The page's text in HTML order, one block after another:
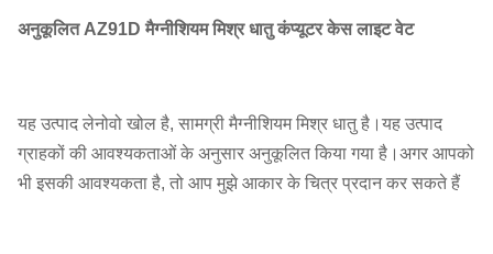
अनुकूलित AZ91D मैग्नीशियम मिश्र धातु कंप्यूटर केस लाइट वेट
यह उत्पाद लेनोवो खोल है, सामग्री मैग्नीशियम मिश्र धातु है।यह उत्पाद
ग्राहकों की आवश्यकताओं के अनुसार अनुकूलित किया गया है।अगर आपको
भी इसकी आवश्यकता है, तो आप मुझे आकार के चित्र प्रदान कर सकते हैं